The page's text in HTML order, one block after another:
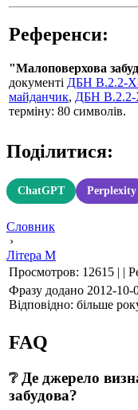
Референси:
"Малоповерхова
документі ДБН В.2.2-Х-
майданчик, ДБН
терміну: 80 символів.
Поділитися:
ChatGPT Perplexity
Словник
›
Літера М
Просмотров: 12615 | |
Фразу додано 2012-10-
Відповідно: більше
FAQ
❔ Де джерело
забудова?